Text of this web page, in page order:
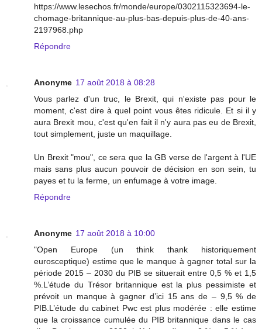
https://www.lesechos.fr/monde/europe/0302115323694-le-
chomage-britannique-au-plus-bas-depuis-plus-de-40-ans-
2197968.php
Répondre
Anonyme 17 août 2018 à 08:28
Vous parlez d'un truc, le Brexit, qui n'existe pas pour le
moment, c'est dire à quel point vous êtes ridicule. Et si il y
aura Brexit mou, c'est qu'en fait il n'y aura pas eu de Brexit,
tout simplement, juste un maquillage.
Un Brexit "mou", ce sera que la GB verse de l'argent à l'UE
mais sans plus aucun pouvoir de décision en son sein, tu
payes et tu la ferme, un enfumage à votre image.
Répondre
Anonyme 17 août 2018 à 10:00
"Open Europe (un think thank historiquement
eurosceptique) estime que le manque à gagner total sur la
période 2015 – 2030 du PIB se situerait entre 0,5 % et 1,5
%.L’étude du Trésor britannique est la plus pessimiste et
prévoit un manque à gagner d’ici 15 ans de – 9,5 % de
PIB.L’étude du cabinet Pwc est plus modérée : elle estime
que la croissance cumulée du PIB britannique dans le cas